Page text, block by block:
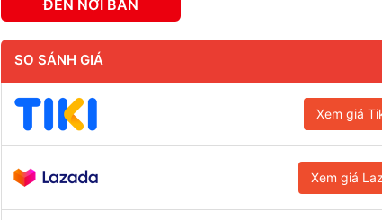
ĐẾN NƠI BÁN
SO SÁNH GIÁ
Xem giá
Xem giá